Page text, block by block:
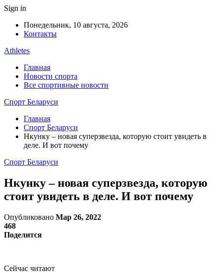
Sign in
Понедельник, 10 августа, 2026
Контакты
Athletes
Главная
Новости спорта
Все спортивные новости
Спорт Беларуси
Главная
Спорт Беларуси
Нкунку – новая суперзвезда, которую стоит увидеть в
деле. И вот почему
Спорт Беларуси
Нкунку – новая суперзвезда, которую
стоит увидеть в деле. И вот почему
Опубликовано Мар 26, 2022
468
Поделится
Сейчас читают